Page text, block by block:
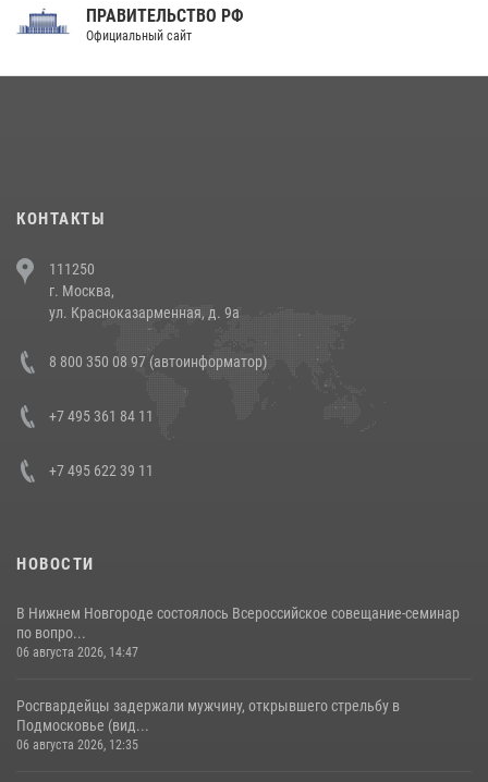
Праздник «Один день с Росгвардией» к 105-летию Центрального
напавших на бригаду скорой помощи (видео)
14 июля 2026, 12:20
В Росгвардии прошла военно-научная конференция по обобщению
боевого опыта
ПРАВИТЕЛЬСТВО РФ
Официальный сайт
КОНТАКТЫ
111250
г. Москва,
ул. Красноказарменная, д. 9а
8 800 350 08 97 (автоинформатор)
+7 495 361 84 11
+7 495 622 39 11
НОВОСТИ
В Нижнем Новгороде состоялось Всероссийское совещание-семинар
по вопро...
06 августа 2026, 14:47
Росгвардейцы задержали мужчину, открывшего стрельбу в
Подмосковье (вид...
06 августа 2026, 12:35